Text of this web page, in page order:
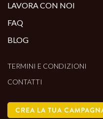
LAVORA CON NOI
FAQ
BLOG
TERMINI E CONDIZIONI
CONTATTI
CREA LA TUA